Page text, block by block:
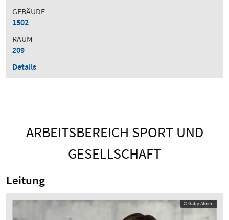
GEBÄUDE
1502
RAUM
209
Details
ARBEITSBEREICH SPORT UND
GESELLSCHAFT
Leitung
© Gaby Ahnert